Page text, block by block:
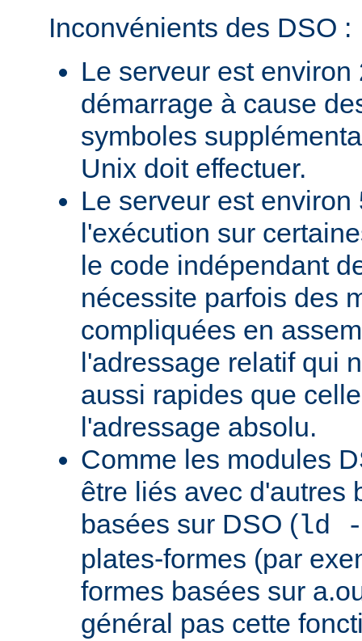
Inconvénients des DSO :
Le serveur est
démarrage à cause
symboles
Unix doit effectuer.
Le serveur est environ
l'exécution sur
le code indépendant
nécessite parfois des
compliquées en
l'adressage relatif qui
aussi rapides que
l'adressage absolu.
Comme les modules
être liés avec d'autres
basées sur DSO (ld
plates-formes (par
formes basées sur
général pas cette